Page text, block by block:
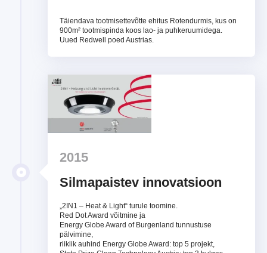
Täiendava tootmisettevõtte ehitus Rotendurmis, kus on
900m² tootmispinda koos lao- ja puhkeruumidega.
Uued Redwell poed Austrias.
2015
Silmapaistev innovatsioon
„2IN1 – Heat & Light“ turule toomine.
Red Dot Award võitmine ja
Energy Globe Award of Burgenland tunnustuse
pälvimine,
riiklik auhind Energy Globe Award: top 5 projekt,